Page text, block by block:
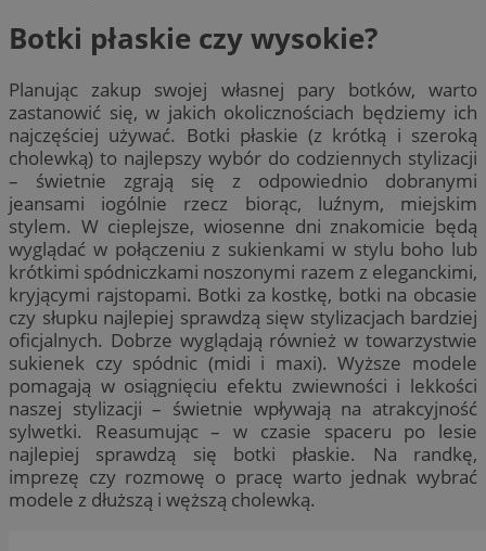
Botki płaskie czy wysokie?
Planując zakup swojej własnej pary botków, warto
zastanowić się, w jakich okolicznościach będziemy ich
najczęściej używać. Botki płaskie (z krótką i szeroką
cholewką) to najlepszy wybór do codziennych stylizacji
– świetnie zgrają się z odpowiednio dobranymi
jeansami iogólnie rzecz biorąc, luźnym, miejskim
stylem. W cieplejsze, wiosenne dni znakomicie będą
wyglądać w połączeniu z sukienkami w stylu boho lub
krótkimi spódniczkami noszonymi razem z eleganckimi,
kryjącymi rajstopami. Botki za kostkę, botki na obcasie
czy słupku najlepiej sprawdzą sięw stylizacjach bardziej
oficjalnych. Dobrze wyglądają również w towarzystwie
sukienek czy spódnic (midi i maxi). Wyższe modele
pomagają w osiągnięciu efektu zwiewności i lekkości
naszej stylizacji – świetnie wpływają na atrakcyjność
sylwetki. Reasumując – w czasie spaceru po lesie
najlepiej sprawdzą się botki płaskie. Na randkę,
imprezę czy rozmowę o pracę warto jednak wybrać
modele z dłuższą i węższą cholewką.